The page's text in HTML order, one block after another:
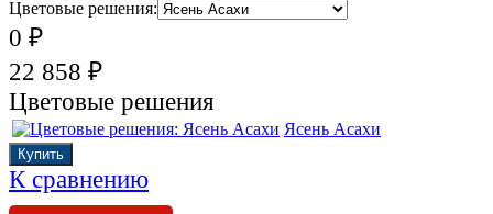
Цветовые решения:
0 ₽
22 858 ₽
Цветовые решения
Ясень Асахи
К сравнению